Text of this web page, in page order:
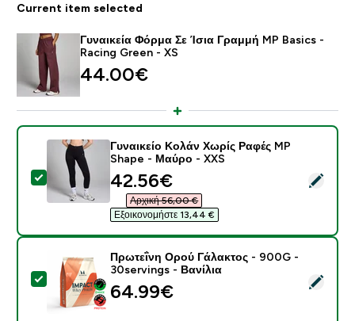
Current item selected
Γυναικεία Φόρμα Σε Ίσια Γραμμή MP Basics -
Racing Green - XS
44.00€‎
Select this product - Γυναικείο Κολάν Χωρίς Ραφές
Γυναικείο Κολάν Χωρίς Ραφές MP
Shape - Μαύρο - XXS
discounted price
42.56€‎
Αρχική 56,00 €‎
Εξοικονομήστε 13,44 €‎
Select this product - Πρωτεΐνη Ορού Γάλακτος -
Πρωτεΐνη Ορού Γάλακτος - 900G -
30servings - Βανίλια
64.99€‎